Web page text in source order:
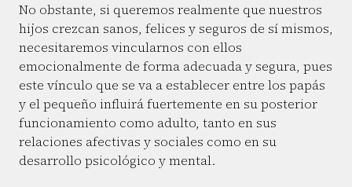
No obstante, si queremos realmente que nuestros
hijos crezcan sanos, felices y seguros de sí mismos,
necesitaremos vincularnos con ellos
emocionalmente de forma adecuada y segura, pues
este vínculo que se va a establecer entre los papás
y el pequeño influirá fuertemente en su posterior
funcionamiento como adulto, tanto en sus
relaciones afectivas y sociales como en su
desarrollo psicológico y mental.